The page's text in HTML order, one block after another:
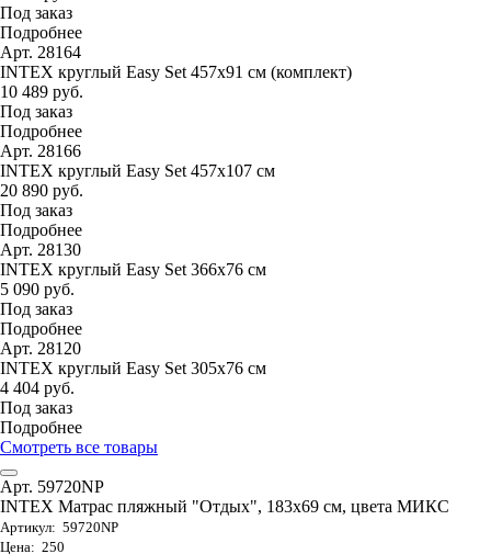
Под заказ
Подробнее
Арт. 28164
INTEX круглый Easy Set 457х91 см (комплект)
10 489 руб.
Под заказ
Подробнее
Арт. 28166
INTEX круглый Easy Set 457х107 см
20 890 руб.
Под заказ
Подробнее
Арт. 28130
INTEX круглый Easy Set 366х76 см
5 090 руб.
Под заказ
Подробнее
Арт. 28120
INTEX круглый Easy Set 305х76 см
4 404 руб.
Под заказ
Подробнее
Смотреть все товары
Арт. 59720NP
INTEX Матрас пляжный "Отдых", 183х69 см, цвета МИКС
Артикул: 59720NP
Цена: 250